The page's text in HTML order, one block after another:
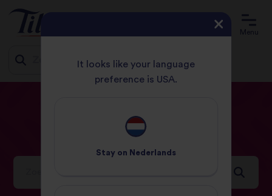
Menu
ChineesRecepten
Ideeën en inspiratie voor een wereld vol smaken
It looks like your language
preference is USA.
Stay on Nederlands